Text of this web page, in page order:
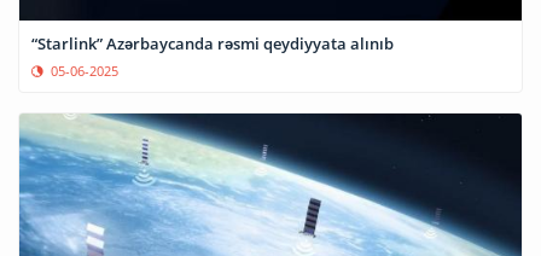
“Starlink” Azərbaycanda rəsmi qeydiyyata alınıb
05-06-2025